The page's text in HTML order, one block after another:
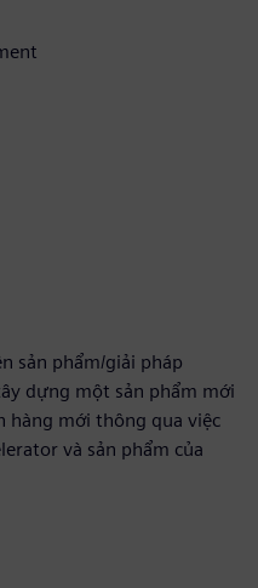
sản phẩm/giải pháp
dựng một sản phẩm mới
hàng mới thông qua việc
và sản phẩm của